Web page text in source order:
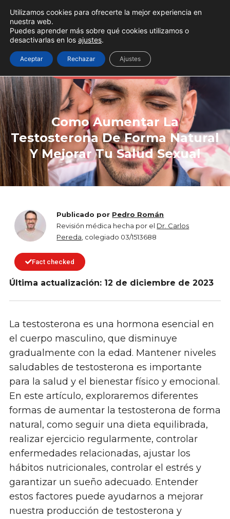
A veces todo se soluciona
aumentando la testosterona
Como Aumentar La
Testosterona De Forma Natural
Y Mejorar Tu Salud Sexual
Publicado por Pedro Román
Revisión médica hecha por el Dr. Carlos
Pereda , colegiado 03/1513688
Fact checked
Última actualización: 12 de diciembre de 2023
La testosterona es una hormona esencial en
el cuerpo masculino, que disminuye
gradualmente con la edad. Mantener niveles
saludables de testosterona es importante
para la salud y el bienestar físico y emocional.
En este artículo, exploraremos diferentes
formas de aumentar la testosterona de forma
natural, como seguir una dieta equilibrada,
realizar ejercicio regularmente, controlar
enfermedades relacionadas, ajustar los
hábitos nutricionales, controlar el estrés y
garantizar un sueño adecuado. Entender
estos factores puede ayudarnos a mejorar
nuestra producción de testosterona y
Utilizamos cookies para ofrecerte la mejor experiencia en
nuestra web.
Puedes aprender más sobre qué cookies utilizamos o
desactivarlas en los ajustes.
Aceptar Rechazar Ajustes